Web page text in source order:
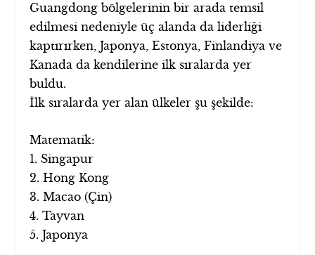
Guangdong bölgelerinin bir arada temsil
edilmesi nedeniyle üç alanda da liderliği
kaptırırken, Japonya, Estonya, Finlandiya ve
Kanada da kendilerine ilk sıralarda yer
buldu.
İlk sıralarda yer alan ülkeler şu şekilde:
Matematik:
1. Singapur
2. Hong Kong
3. Macao (Çin)
4. Tayvan
5. Japonya